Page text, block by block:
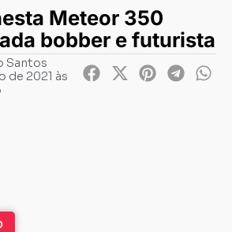
Meteor 350
bobber e futurista
Santos
de 2021 às